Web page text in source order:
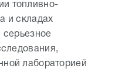
топливно-
и складах
лабораторией